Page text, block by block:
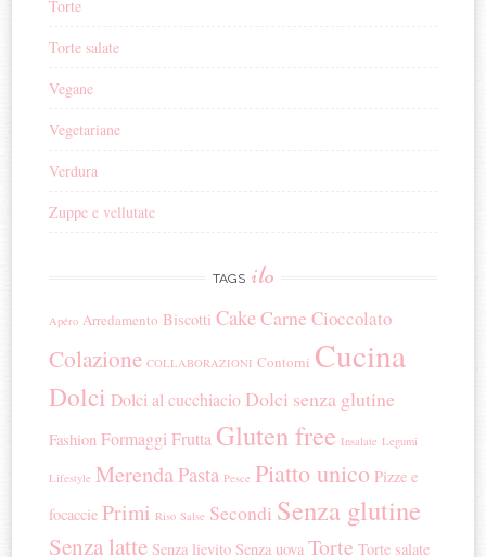
Torte
Torte salate
Vegane
Vegetariane
Verdura
Zuppe e vellutate
TAGS ilo
Apéro Arredamento Biscotti CakeCarne Cioccolato
Colazione COLLABORAZIONI Contorni Cucina
Dolci Dolci al cucchiacio Dolci senza glutine
Fashion Formaggi Frutta Gluten free Insalate Legumi
Lifestyle MerendaPasta Pesce Piatto unico Pizze e
focaccie Primi Riso Salse Secondi Senza glutine
Senza latte Senza lievito Senza uova Torte Torte salate